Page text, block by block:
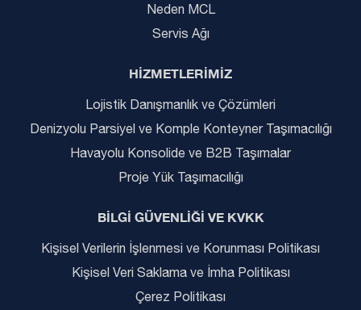
Neden MCL
Servis Ağı
HİZMETLERİMİZ
Lojistik Danışmanlık ve Çözümleri
Denizyolu Parsiyel ve Komple Konteyner Taşımacılığı
Havayolu Konsolide ve B2B Taşımalar
Proje Yük Taşımacılığı
BİLGİ GÜVENLİĞİ VE KVKK
Kişisel Verilerin İşlenmesi ve Korunması Politikası
Kişisel Veri Saklama ve İmha Politikası
Çerez Politikası